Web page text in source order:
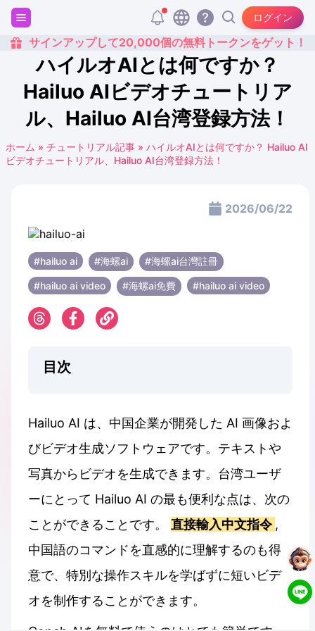
ログイン
サインアップして20,000個の無料トークンをゲット！
ハイルオAIとは何ですか？
Hailuo AIビデオチュートリア
ル、Hailuo AI台湾登録方法！
ホーム » チュートリアル記事 » ハイルオAIとは何ですか？ Hailuo AI
ビデオチュートリアル、Hailuo AI台湾登録方法！
2026/06/22
#hailuo ai #海螺ai #海螺ai台灣註冊
#hailuo ai video #海螺ai免費 #hailuo ai video
目次
Hailuo AI は、中国企業が開発した AI 画像およ
びビデオ生成ソフトウェアです。テキストや
写真からビデオを生成できます。台湾ユーザ
ーにとって Hailuo AI の最も便利な点は、次の
ことができることです。 直接輸入中文指令 ,
中国語のコマンドを直感的に理解するのも得
意で、特別な操作スキルを学ばずに短いビデ
オを制作することができます。